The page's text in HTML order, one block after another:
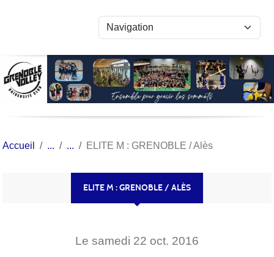
Accueil ELITE M : GRENOBLE / Alès
ELITE M : GRENOBLE / ALÈS
Le samedi 22 oct. 2016